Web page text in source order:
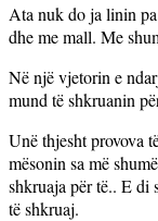
Ata nuk do ja linin
dhe me mall. Me
Në një vjetorin e
mund të shkruanin
Unë thjesht provova
mësonin sa më
shkruaja për të.. E di
të shkruaj.